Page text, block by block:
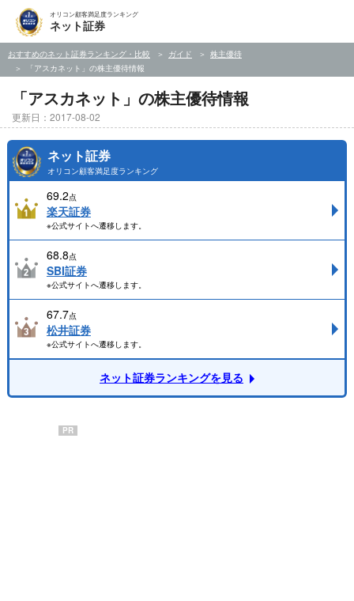
オリコン顧客満足度ランキング
ネット証券
おすすめのネット証券ランキング・比較 ガイド
株主優待
「アスカネット」の株主優待情報
「アスカネット」の株主優待情報
更新日：2017-08-02
ネット証券
オリコン顧客満足度ランキング
69.2点
楽天証券
※公式サイトへ遷移します。
68.8点
SBI証券
※公式サイトへ遷移します。
67.7点
松井証券
※公式サイトへ遷移します。
ネット証券ランキングを見る
PR